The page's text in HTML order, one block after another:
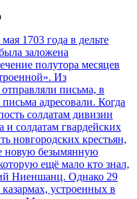
1703 года в дельте
заложена
полутора месяцев
Из
письма, в
адресовали. Когда
солдатам дивизии
солдатам гвардейских
новгородских крестьян,
новую безымянную
ещё мало кто знал,
Ниеншанц. Однако 29
устроенных в